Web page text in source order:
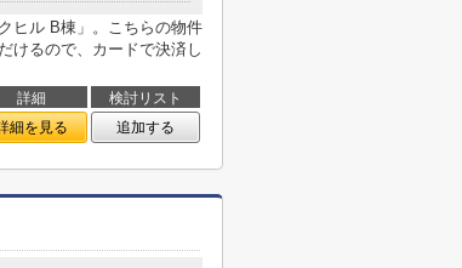
ヒル B棟」。こちらの物件
けるので、カードで決済し
詳細
検討リスト
細を見る 追加する